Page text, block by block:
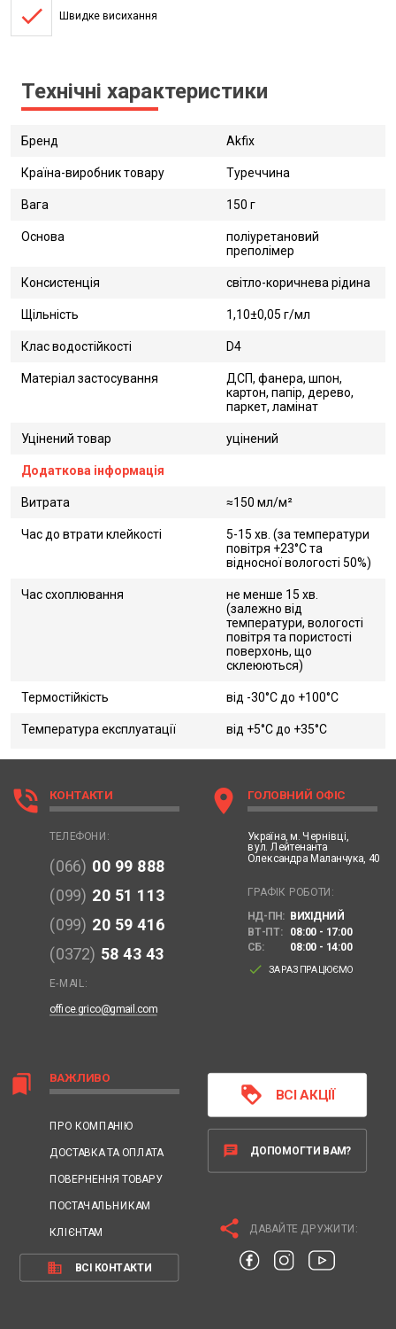
done Швидке висихання
Технічні характеристики
Бренд Akfix
Країна-виробник товару Туреччина
Вага 150 г
Основа
поліуретановий
преполімер
Консистенція світло-коричнева рідина
Щільність 1,10±0,05 г/мл
Клас водостійкості D4
Матеріал застосування
ДСП, фанера, шпон,
картон, папір, дерево,
паркет, ламінат
Уцінений товар уцінений
Додаткова інформація
Витрата ≈150 мл/м²
Час до втрати клейкості
5-15 хв. (за температури
повітря +23°C та
відносної вологості 50%)
Час схоплювання
не менше 15 хв.
(залежно від
температури, вологості
повітря та пористості
поверхонь, що
склеюються)
Термостійкість від -30°C до +100°C
Температура експлуатації від +5°C до +35°C
bookmarks ВАЖЛИВО
ПРО КОМПАНІЮ
ДОСТАВКА ТА ОПЛАТА
ПОВЕРНЕННЯ ТОВАРУ
ПОСТАЧАЛЬНИКАМ
КЛІЄНТАМ
business ВСІ КОНТАКТИ
phone_in_talk КОНТАКТИ
ТЕЛЕФОНИ:
(066) 00 99 888
(099) 20 51 113
(099) 20 59 416
(0372) 58 43 43
E-MAIL:
office.grico@gmail.com
location_on ГОЛОВНИЙ ОФІС
Україна, м. Чернівці,
вул. Лейтенанта
Олександра Маланчука, 40
ГРАФІК РОБОТИ:
НД-ПН: ВИХІДНИЙ
ВТ-ПТ:
08:00 - 17:00
СБ:
08:00 - 14:00
done ЗАРАЗ ПРАЦЮЄМО
loyalty ВСІ АКЦІЇ
chat ДОПОМОГТИ ВАМ?
share ДАВАЙТЕ ДРУЖИТИ: